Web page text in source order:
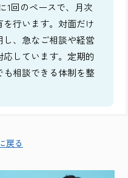
1回のペースで、月次
行います。対面だけ
、急なご相談や経営
しています。定期的
相談できる体制を整
戻る